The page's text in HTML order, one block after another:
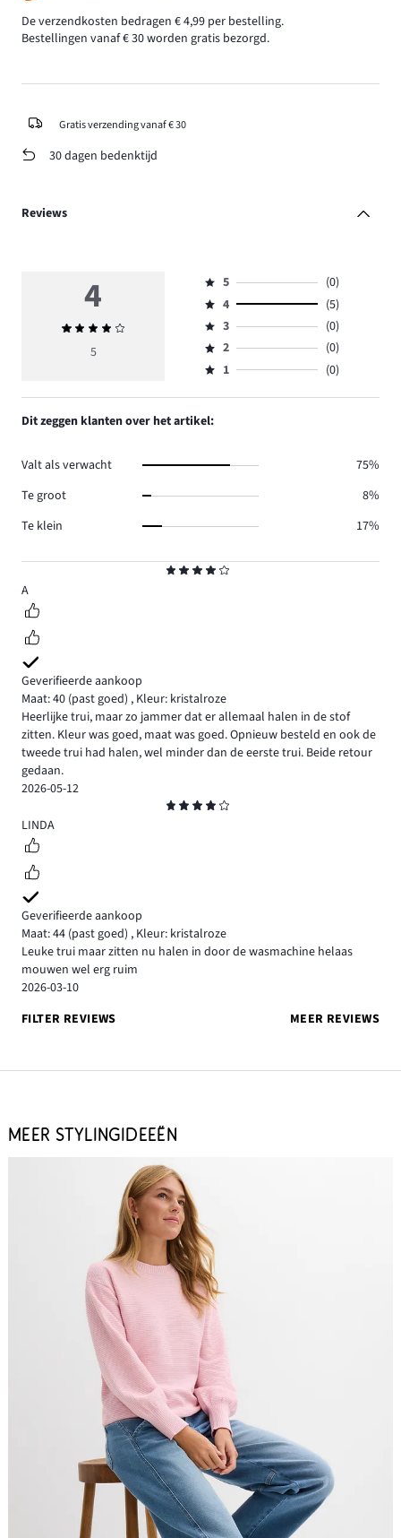
De verzendkosten bedragen € 4,99 per bestelling.
Bestellingen vanaf € 30 worden gratis bezorgd.
Gratis verzending vanaf € 30
30 dagen bedenktijd
Reviews
4
A
Geverifieerde aankoop
Maat: 40 (past goed) , Kleur: kristalroze
Heerlijke trui, maar zo jammer dat er allemaal halen in de stof
zitten. Kleur was goed, maat was goed. Opnieuw besteld en ook de
tweede trui had halen, wel minder dan de eerste trui. Beide retour
gedaan.
2026-05-12
4LINDA
Geverifieerde aankoop
Maat: 44 (past goed) , Kleur: kristalroze
Leuke trui maar zitten nu halen in door de wasmachine helaas
mouwen wel erg ruim
2026-03-10
FILTER REVIEWS
MEER REVIEWS
4
Gemiddelde
beoordeling
5
Beoordeling
5,
aantal
reviews
0.
5
(0)
Beoordeling
4,
aantal
reviews
4
(5)
Beoordeling
3,
aantal
3
(0)
Beoordeling
2,
0.
2
(0)
Beoordeling
1,
aantal
reviews
1 (0)
Dit zeggen klanten over het artikel:
Valt als verwacht
75%
Te groot
8%
Te klein
17%
MEER STYLINGIDEEËN